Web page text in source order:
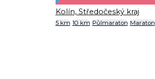
Kolín, Středočeský kraj
5 km 10 km Půlmaraton Maraton